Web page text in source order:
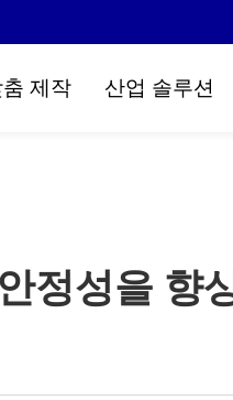
춤 제작 산업 솔루션
정성을 향